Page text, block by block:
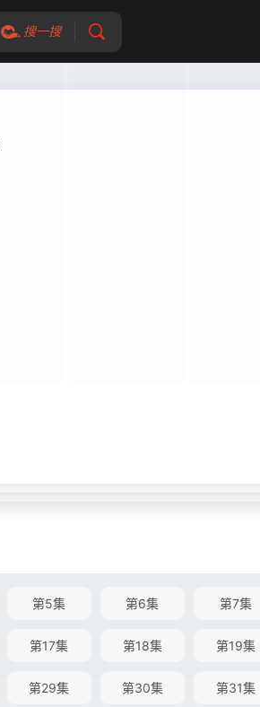
搜一搜
第5集 第6集 第7集
第17集 第18集 第19集
第29集 第30集 第31集